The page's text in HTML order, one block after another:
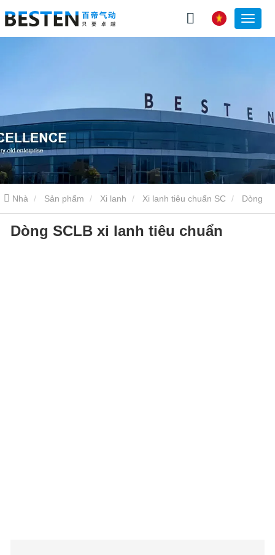
Nhà Sản phẩm Xi lanh Xi lanh tiêu chuẩn SC
SCLB xi lanh tiêu chuẩn
Dòng SCLB xi lanh tiêu chuẩn